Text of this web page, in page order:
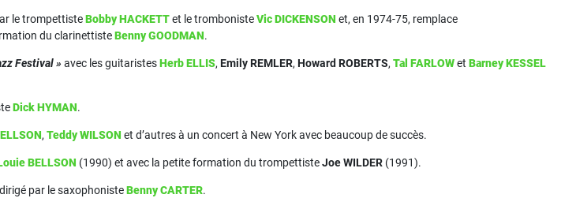
le trompettisteBobby HACKETTet le trombonisteVic DICKENSON et, en 1974-75, remplace
du clarinettisteBenny GOODMAN.
Festival » avec les guitaristesHerb ELLIS, Emily REMLER, Howard ROBERTS, Tal FARLOWet Barney KESSEL
Dick HYMAN.
, Teddy WILSON et d’autres à un concert à New York avec beaucoup de succès.
BELLSON (1990) et avec la petite formation du trompettisteJoe WILDER (1991).
dirigé par le saxophonisteBenny CARTER.